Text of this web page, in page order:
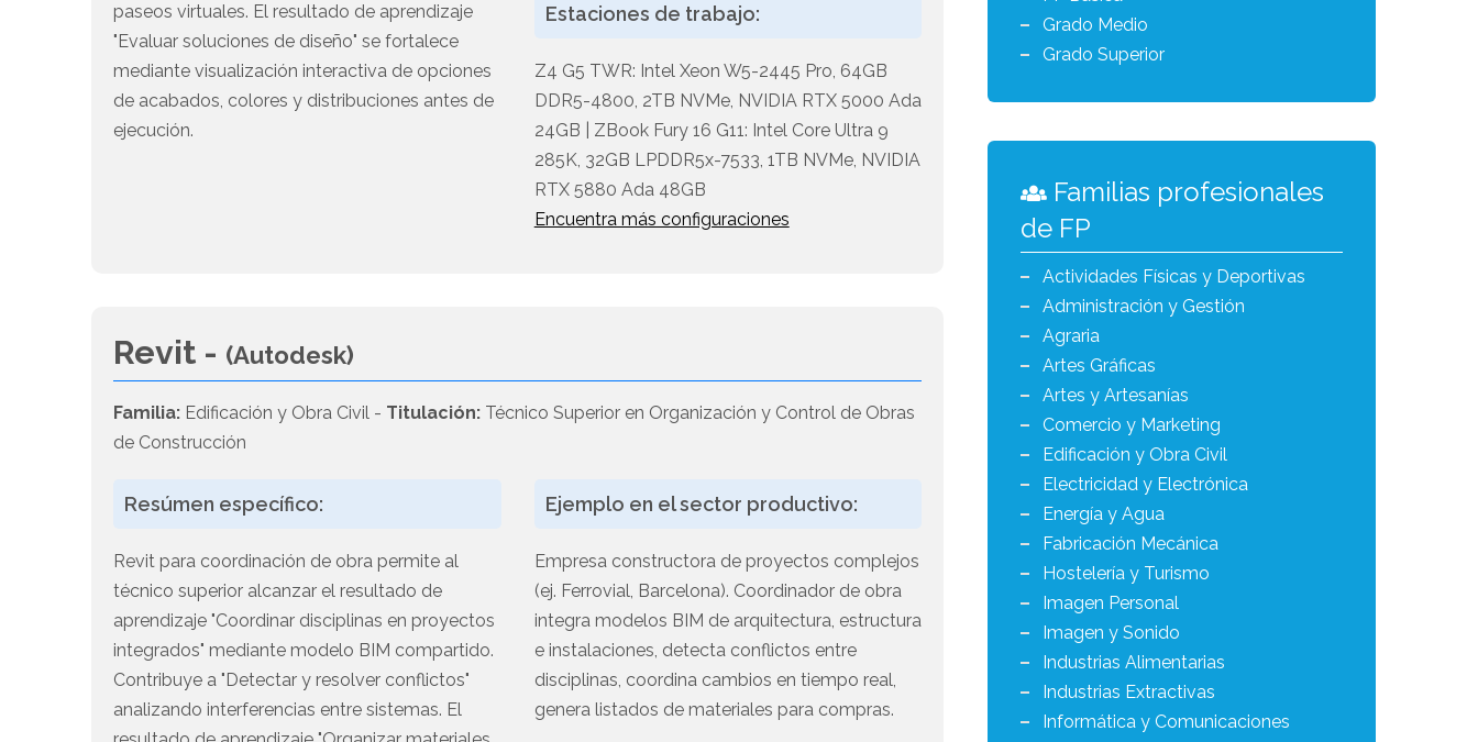
paseos virtuales. El resultado de aprendizaje
"Evaluar soluciones de diseño" se fortalece
mediante visualización interactiva de opciones
de acabados, colores y distribuciones antes de
ejecución.
Estaciones de trabajo:
Z4 G5 TWR: Intel Xeon W5-2445 Pro, 64GB
DDR5-4800, 2TB NVMe, NVIDIA RTX 5000 Ada
24GB | ZBook Fury 16 G11: Intel Core Ultra 9
285K, 32GB LPDDR5x-7533, 1TB NVMe, NVIDIA
RTX 5880 Ada 48GB
Encuentra más configuraciones
Revit - (Autodesk)
Familia: Edificación y Obra Civil - Titulación: Técnico Superior en Organización y Control de Obras
de Construcción
Resúmen específico:
Revit para coordinación de obra permite al
técnico superior alcanzar el resultado de
aprendizaje "Coordinar disciplinas en proyectos
integrados" mediante modelo BIM compartido.
Contribuye a "Detectar y resolver conflictos"
analizando interferencias entre sistemas. El
Ejemplo en el sector productivo:
Empresa constructora de proyectos complejos
(ej. Ferrovial, Barcelona). Coordinador de obra
integra modelos BIM de arquitectura, estructura
e instalaciones, detecta conflictos entre
disciplinas, coordina cambios en tiempo real,
genera listados de materiales para compras.
Grado Medio
Grado Superior
Familias profesionales
de FP
Actividades Físicas y Deportivas
Administración y Gestión
Agraria
Artes Gráficas
Artes y Artesanías
Comercio y Marketing
Edificación y Obra Civil
Electricidad y Electrónica
Energía y Agua
Fabricación Mecánica
Hostelería y Turismo
Imagen Personal
Imagen y Sonido
Industrias Alimentarias
Industrias Extractivas
Informática y Comunicaciones